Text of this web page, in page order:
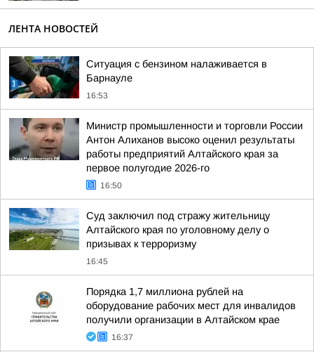
ЛЕНТА НОВОСТЕЙ
Ситуация с бензином налаживается в
Барнауле
16:53
Министр промышленности и торговли России
Антон Алиханов высоко оценил результаты
работы предприятий Алтайского края за
первое полугодие 2026-го
16:50
Суд заключил под стражу жительницу
Алтайского края по уголовному делу о
призывах к терроризму
16:45
Порядка 1,7 миллиона рублей на
оборудование рабочих мест для инвалидов
получили организации в Алтайском крае
16:37